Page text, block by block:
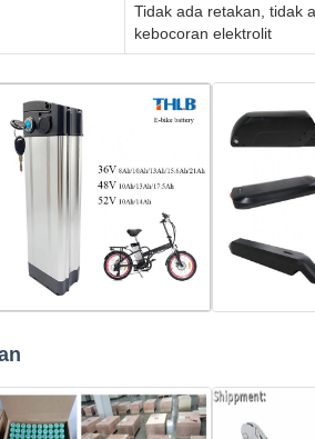
Tidak ada retakan, tidak
kebocoran elektrolit